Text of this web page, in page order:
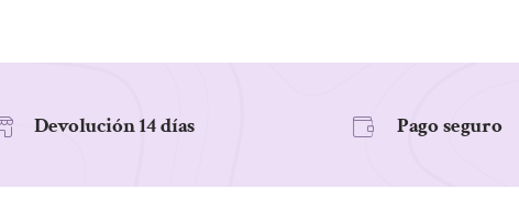
Devolución 14 días Pago seguro